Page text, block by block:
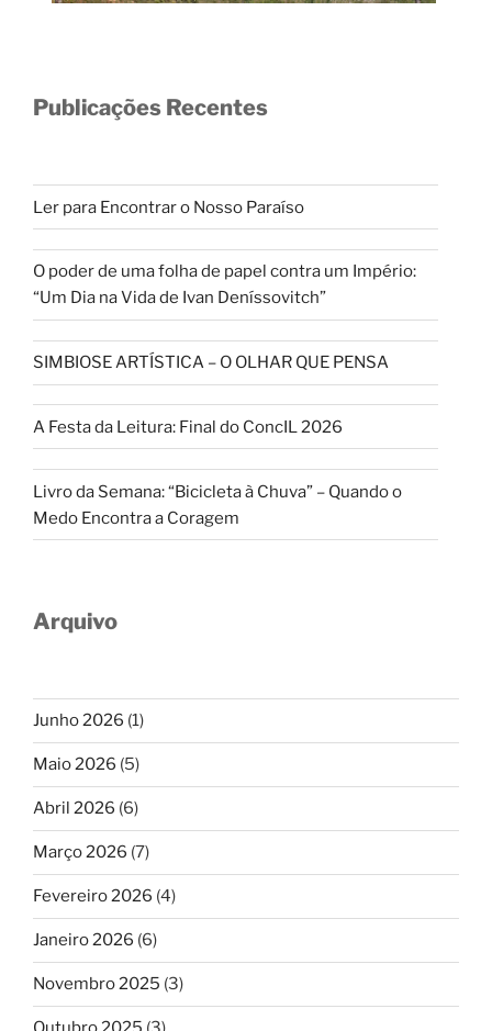
Publicações Recentes
Ler para Encontrar o Nosso Paraíso
O poder de uma folha de papel contra um Império:
“Um Dia na Vida de Ivan Deníssovitch”
SIMBIOSE ARTÍSTICA – O OLHAR QUE PENSA
A Festa da Leitura: Final do ConcIL 2026
Livro da Semana: “Bicicleta à Chuva” – Quando o
Medo Encontra a Coragem
Arquivo
Junho 2026 (1)
Maio 2026 (5)
Abril 2026 (6)
Março 2026 (7)
Fevereiro 2026 (4)
Janeiro 2026 (6)
Novembro 2025 (3)